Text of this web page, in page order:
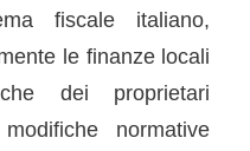
fiscale italiano,
le finanze locali
dei proprietari
normative